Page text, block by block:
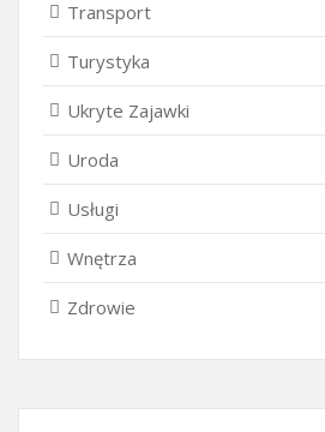
Transport
Turystyka
Ukryte Zajawki
Uroda
Usługi
Wnętrza
Zdrowie